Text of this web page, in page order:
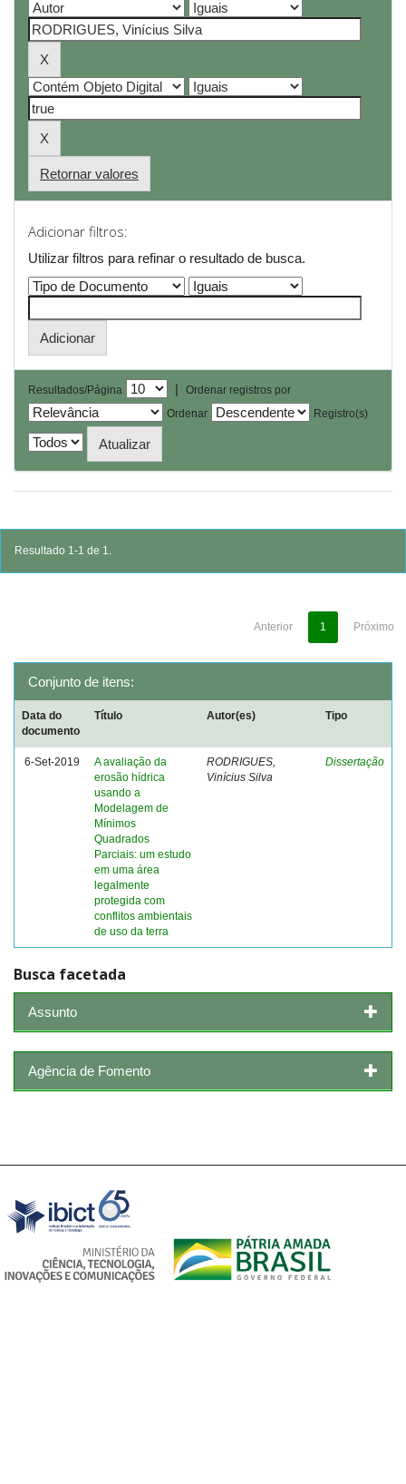
Retornar valores
Adicionar filtros:
Utilizar filtros para refinar o resultado de busca.
Resultados/Página |
Ordenar registros por
Ordenar
Registro(s)
Resultado 1-1 de 1.
Anterior 1 Próximo
Conjunto de itens:
Data do
documento
Título Autor(es) Tipo
6-Set-2019
A avaliação da
erosão hídrica
usando a
Modelagem de
Mínimos
Quadrados
Parciais: um estudo
em uma área
legalmente
protegida com
conflitos ambientais
de uso da terra
RODRIGUES,
Vinícius Silva
Dissertação
Busca facetada
Assunto
Agência de Fomento